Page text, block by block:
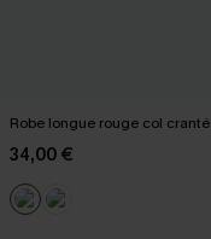
Robe longue rouge col cranté
34,00 €